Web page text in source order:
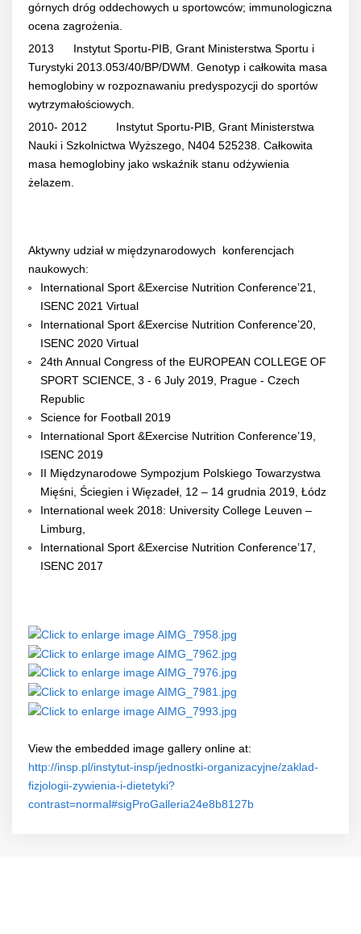
górnych dróg oddechowych u sportowców; immunologiczna
ocena zagrożenia.
2013 Instytut Sportu-PIB, Grant Ministerstwa Sportu i
Turystyki 2013.053/40/BP/DWM. Genotyp i całkowita masa
hemoglobiny w rozpoznawaniu predyspozycji do sportów
wytrzymałościowych.
2010- 2012 Instytut Sportu-PIB, Grant Ministerstwa
Nauki i Szkolnictwa Wyższego, N404 525238. Całkowita
masa hemoglobiny jako wskaźnik stanu odżywienia
żelazem.
Aktywny udział w międzynarodowych konferencjach
naukowych:
International Sport &Exercise Nutrition Conference’21,
ISENC 2021 Virtual
International Sport &Exercise Nutrition Conference’20,
ISENC 2020 Virtual
24th Annual Congress of the EUROPEAN COLLEGE OF
SPORT SCIENCE, 3 - 6 July 2019, Prague - Czech
Republic
Science for Football 2019
International Sport &Exercise Nutrition Conference’19,
ISENC 2019
II Międzynarodowe Sympozjum Polskiego Towarzystwa
Mięśni, Ściegien i Więzadeł, 12 – 14 grudnia 2019, Łódz
International week 2018: University College Leuven –
Limburg,
International Sport &Exercise Nutrition Conference’17,
ISENC 2017
View the embedded image gallery online at:
http://insp.pl/instytut-insp/jednostki-organizacyjne/zaklad-
fizjologii-zywienia-i-dietetyki?
contrast=normal#sigProGalleria24e8b8127b